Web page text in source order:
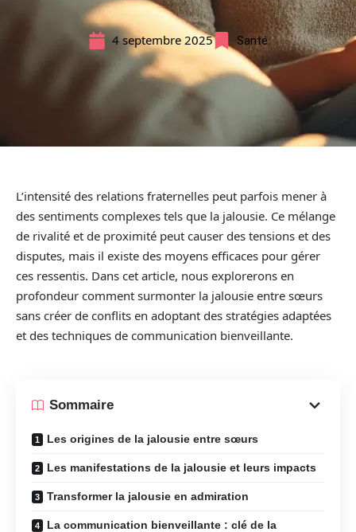
4 septembre 2025 Santé
L’intensité des relations fraternelles peut parfois mener à
des sentiments complexes tels que la jalousie. Ce mélange
de rivalité et de proximité peut causer des tensions et des
disputes, mais il existe des moyens efficaces pour gérer
ces ressentis. Dans cet article, nous explorerons en
profondeur comment surmonter la jalousie entre sœurs
sans créer de conflits en adoptant des stratégies adaptées
et des techniques de communication bienveillante.
Sommaire
Les origines de la jalousie entre sœurs
Les manifestations de la jalousie et leurs impacts
Transformer la jalousie en admiration
La communication bienveillante : clé de la